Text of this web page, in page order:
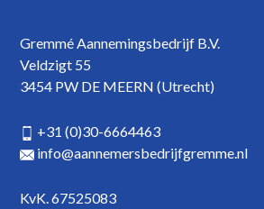
Gremmé Aannemingsbedrijf B.V.
Veldzigt 55
3454 PW DE MEERN (Utrecht)
+31 (0)30-6664463
info@aannemersbedrijfgremme.nl
KvK. 67525083